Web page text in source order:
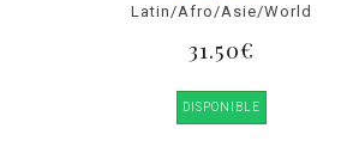
Latin/Afro/Asie/World
31.50€
DISPONIBLE